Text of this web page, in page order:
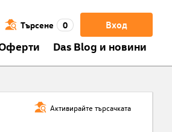
Вход
Търсене 0
Das Blog и новини
Активирайте търсачката